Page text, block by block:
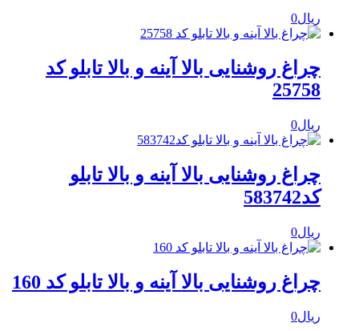
ریال0
چراغ روشنایی بالا آینه و بالا تابلو کد
25758
ریال0
چراغ روشنایی بالا آینه و بالا تابلو
کد583742
ریال0
چراغ روشنایی بالا آینه و بالا تابلو کد 160
ریال0